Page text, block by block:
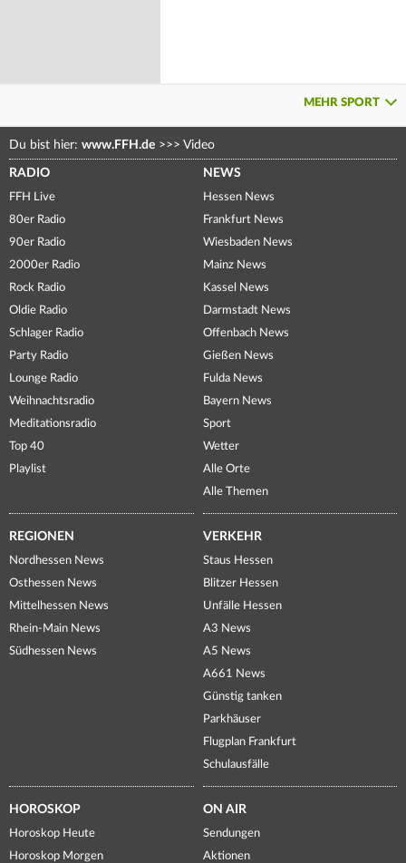
MEHR SPORT
Du bist hier: www.FFH.de >>> Video
RADIO
FFH Live
80er Radio
90er Radio
2000er Radio
Rock Radio
Oldie Radio
Schlager Radio
Party Radio
Lounge Radio
Weihnachtsradio
Meditationsradio
Top 40
Playlist
NEWS
Hessen News
Frankfurt News
Wiesbaden News
Mainz News
Kassel News
Darmstadt News
Offenbach News
Gießen News
Fulda News
Bayern News
Sport
Wetter
Alle Orte
Alle Themen
REGIONEN
Nordhessen News
Osthessen News
Mittelhessen News
Rhein-Main News
Südhessen News
VERKEHR
Staus Hessen
Blitzer Hessen
Unfälle Hessen
A3 News
A5 News
A661 News
Günstig tanken
Parkhäuser
Flugplan Frankfurt
Schulausfälle
HOROSKOP
Horoskop Heute
Horoskop Morgen
ON AIR
Sendungen
Aktionen